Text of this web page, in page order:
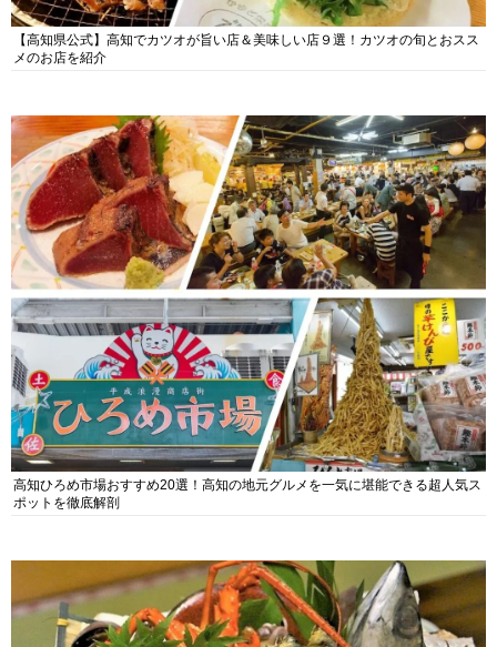
【高知県公式】高知でカツオが旨い店＆美味しい店９選！カツオの旬とおスス
メのお店を紹介
高知ひろめ市場おすすめ20選！高知の地元グルメを一気に堪能できる超人気ス
ポットを徹底解剖